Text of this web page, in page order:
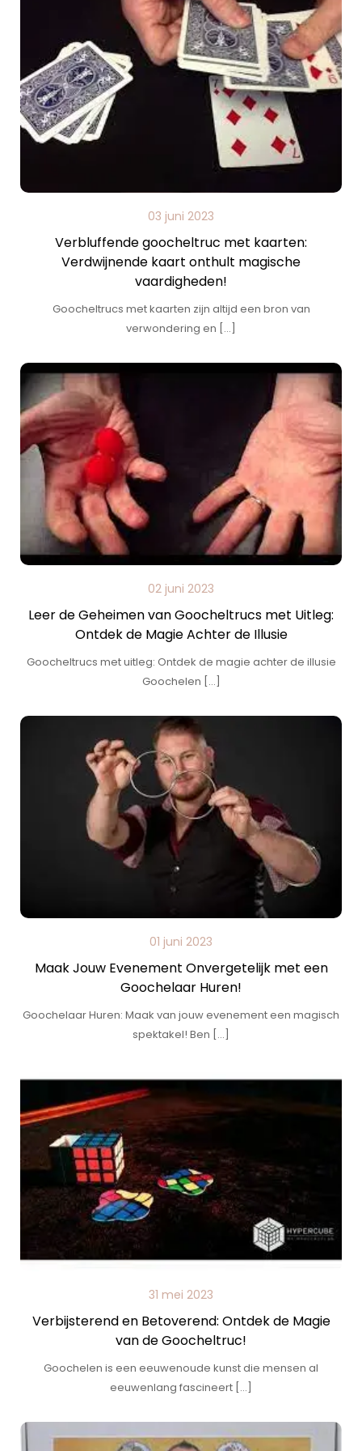
03 juni 2023
Verbluffende goocheltruc met kaarten:
Verdwijnende kaart onthult magische
vaardigheden!
Goocheltrucs met kaarten zijn altijd een bron van
verwondering en […]
02 juni 2023
Leer de Geheimen van Goocheltrucs met Uitleg:
Ontdek de Magie Achter de Illusie
Goocheltrucs met uitleg: Ontdek de magie achter de illusie
Goochelen […]
01 juni 2023
Maak Jouw Evenement Onvergetelijk met een
Goochelaar Huren!
Goochelaar Huren: Maak van jouw evenement een magisch
spektakel! Ben […]
31 mei 2023
Verbijsterend en Betoverend: Ontdek de Magie
van de Goocheltruc!
Goochelen is een eeuwenoude kunst die mensen al
eeuwenlang fascineert […]